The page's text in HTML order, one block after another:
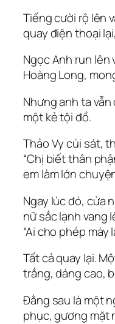
Tiếng cười rộ lên
quay điện thoại
Ngọc Anh run lên
Hoàng Long,
Nhưng anh ta
một kẻ tội đồ.
Thảo Vy cúi sát,
“Chị biết thân
em làm lớn
Ngay lúc đó, cửa
nữ sắc lạnh vang
“Ai cho phép mày
Tất cả quay lại.
trắng, dáng cao,
Đằng sau là một
phục, gương mặt